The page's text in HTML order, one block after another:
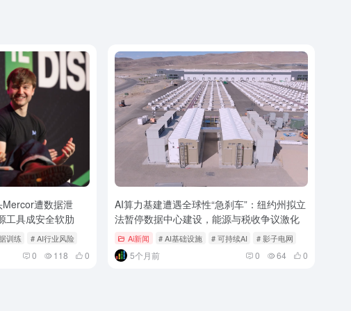
遭数据泄
工具成安全软肋
训练 # AI行业风险
0 118 0
AI算力基建遭遇全球性“急刹车”：纽约州拟立
法暂停数据中心建设，能源与税收争议激化
Ai新闻 # AI基础设施 # 可持续AI # 影子电网
5个月前 0 64 0